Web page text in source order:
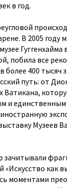
в год.
В 2005 году
побила все
более 400 тысяч
путь: от
Ватикана,
и единственным
Музеев
зачитывали
как
моментами